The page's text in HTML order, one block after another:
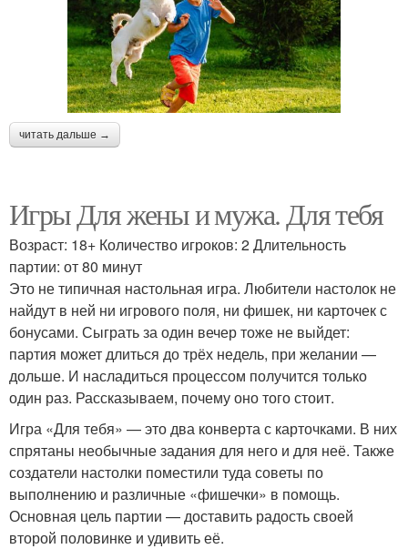
читать дальше →
Игры Для жены и мужа. Для тебя
Возраст: 18+ Количество игроков: 2 Длительность
партии: от 80 минут
Это не типичная настольная игра. Любители настолок не
найдут в ней ни игрового поля, ни фишек, ни карточек с
бонусами. Сыграть за один вечер тоже не выйдет:
партия может длиться до трёх недель, при желании —
дольше. И насладиться процессом получится только
один раз. Рассказываем, почему оно того стоит.
Игра «Для тебя» — это два конверта с карточками. В них
спрятаны необычные задания для него и для неё. Также
создатели настолки поместили туда советы по
выполнению и различные «фишечки» в помощь.
Основная цель партии — доставить радость своей
второй половинке и удивить её.